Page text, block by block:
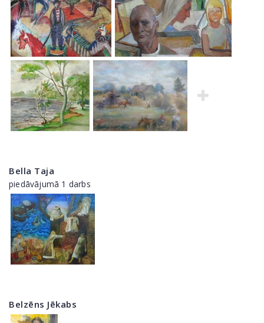
Bella Taja
piedāvājumā 1 darbs
Belzēns Jēkabs